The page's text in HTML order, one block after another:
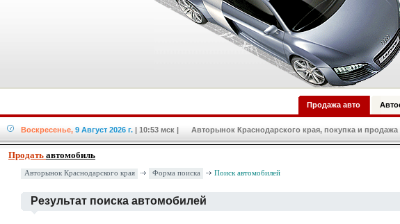
Продажа авто
Воскресенье, 9 Август 2026 г. | 10:53 мск | Авторынок Краснодарского края, покупка и
Продать автомобиль
Авторынок Краснодарского края Форма поиска Поиск автомобилей
Результат поиска автомобилей